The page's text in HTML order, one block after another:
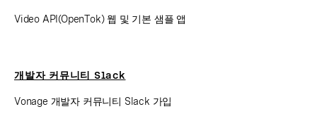
Video API(OpenTok) 웹 및 기본 샘플 앱
개발자 커뮤니티 Slack
Vonage 개발자 커뮤니티 Slack 가입